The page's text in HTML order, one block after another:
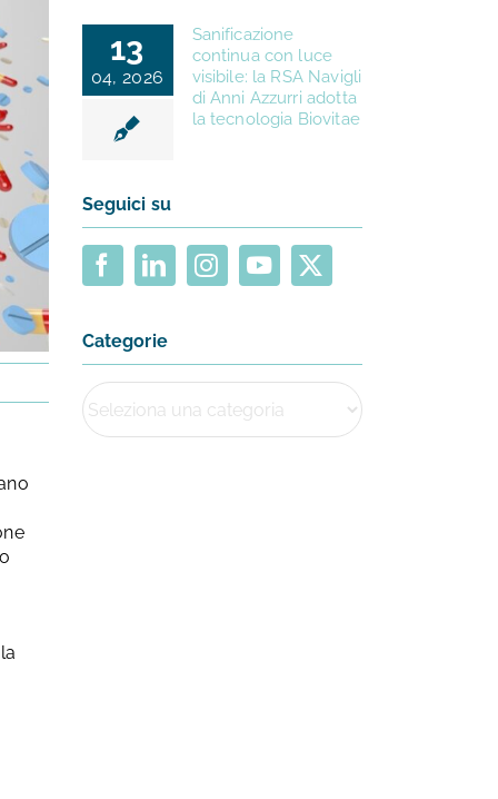
13
04, 2026
Sanificazione
continua con luce
visibile: la RSA Navigli
di Anni Azzurri adotta
la tecnologia Biovitae
Seguici su
Categorie